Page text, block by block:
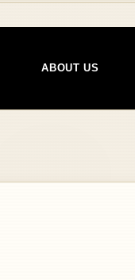
ABOUT US